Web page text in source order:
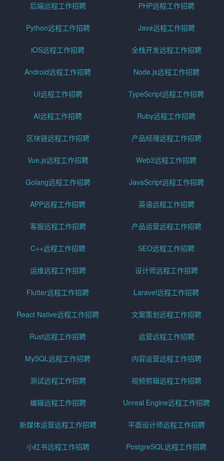
后端远程工作招聘 PHP远程工作招聘
Python远程工作招聘 Java远程工作招聘
iOS远程工作招聘 全栈开发远程工作招聘
Android远程工作招聘 Node.js远程工作招聘
UI远程工作招聘 TypeScript远程工作招聘
AI远程工作招聘 Ruby远程工作招聘
区块链远程工作招聘 产品经理远程工作招聘
Vue.js远程工作招聘 Web3远程工作招聘
Golang远程工作招聘 JavaScript远程工作招聘
APP远程工作招聘 英语远程工作招聘
客服远程工作招聘 产品运营远程工作招聘
C++远程工作招聘 SEO远程工作招聘
运维远程工作招聘 设计师远程工作招聘
Flutter远程工作招聘 Laravel远程工作招聘
React Native远程工作招聘 文案策划远程工作招聘
Rust远程工作招聘 运营远程工作招聘
MySQL远程工作招聘 内容运营远程工作招聘
测试远程工作招聘 视频剪辑远程工作招聘
编辑远程工作招聘 Unreal Engine远程工作招聘
新媒体运营远程工作招聘 平面设计师远程工作招聘
小红书远程工作招聘 PostgreSQL远程工作招聘